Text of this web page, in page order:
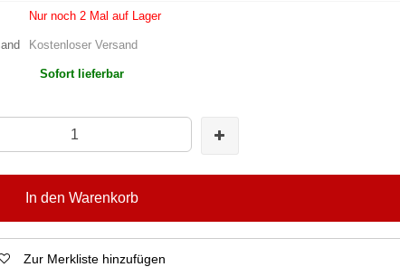
Nur noch 2 Mal auf Lager
Kostenloser Versand
Sofort lieferbar
In den Warenkorb
Zur Merkliste hinzufügen